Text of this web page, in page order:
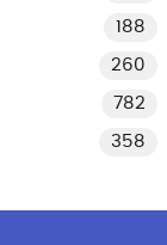
188
260
782
358